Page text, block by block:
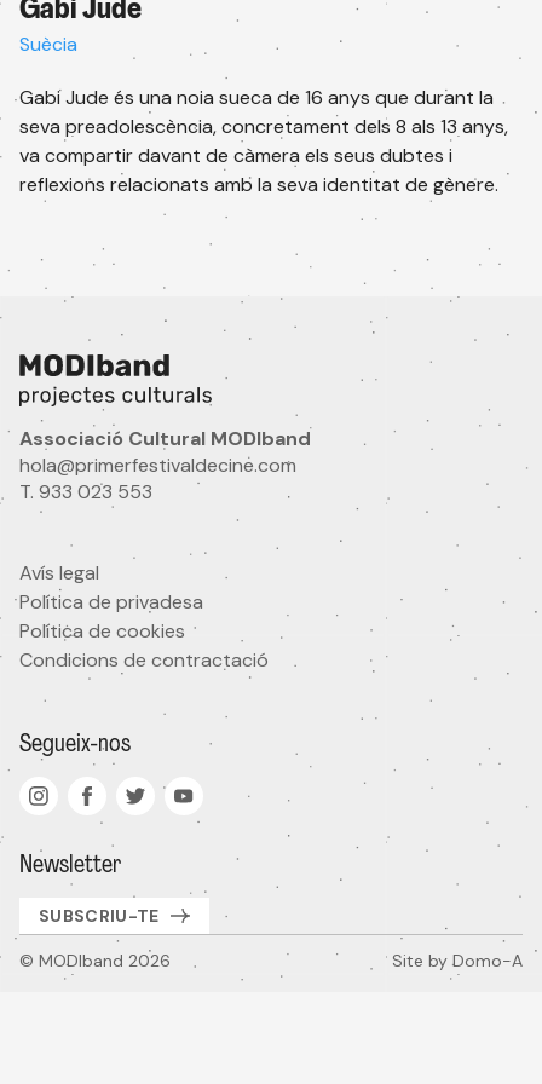
Gabi Jude
Suècia
Gabi Jude és una noia sueca de 16 anys que durant la
seva preadolescència, concretament dels 8 als 13 anys,
va compartir davant de càmera els seus dubtes i
reflexions relacionats amb la seva identitat de gènere.
Associació Cultural MODIband
hola@primerfestivaldecine.com
T. 933 023 553
Avís legal
Política de privadesa
Política de cookies
Condicions de contractació
Segueix-nos
Newsletter
SUBSCRIU-TE
© MODIband 2026 Site by Domo-A
Subscriu-te al newsletter
Rep tota la informació de les nostres
activitats.
Idioma
Si
Àrea d'interès
la política de privacitat
Acepto rebre comunicacions comercials
Subscriure'm